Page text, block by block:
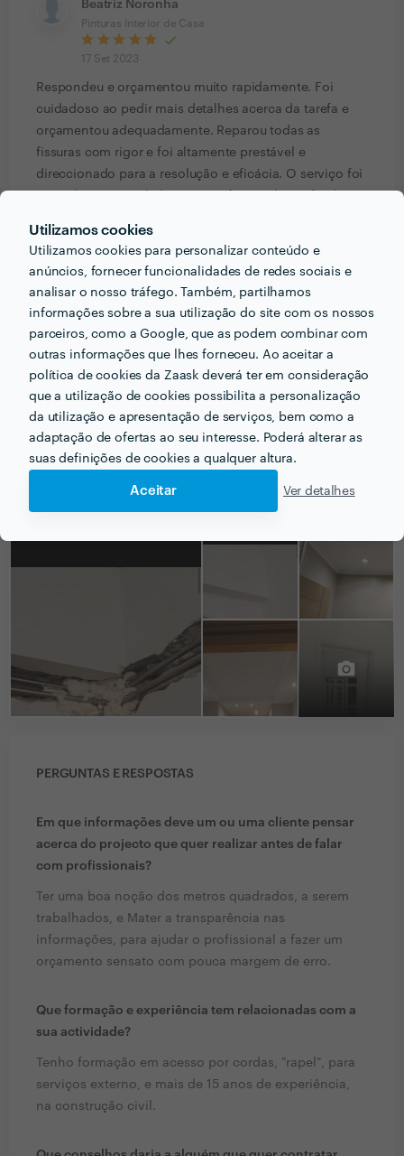
Utilizamos cookies
Utilizamos cookies para personalizar conteúdo e
anúncios, fornecer funcionalidades de redes sociais e
analisar o nosso tráfego. Também, partilhamos
informações sobre a sua utilização do site com os nossos
parceiros, como a Google, que as podem combinar com
outras informações que lhes forneceu. Ao aceitar a
política de cookies da Zaask deverá ter em consideração
que a utilização de cookies possibilita a personalização
da utilização e apresentação de serviços, bem como a
adaptação de ofertas ao seu interesse. Poderá alterar as
suas definições de cookies a qualquer altura.
Aceitar Ver detalhes
Beatriz Noronha
Pinturas Interior de Casa
17 Set 2023
Respondeu e orçamentou muito rapidamente. Foi
cuidadoso ao pedir mais detalhes acerca da tarefa e
orçamentou adequadamente. Reparou todas as
fissuras com rigor e foi altamente prestável e
direccionado para a resolução e eficácia. O serviço foi
iremos contratar novamente. Obrigada!
Resposta de Diniz work tec Serviços
26 Set 2023
Boa noite! Prezada Sra. Beatriz Noronha, por
ser novo na plataforma, só agora é
conseguir encontrar esta ...
Ver mais
PERGUNTAS E RESPOSTAS
Em que informações deve um ou uma cliente pensar
acerca do projecto que quer realizar antes de falar
com profissionais?
Ter uma boa noção dos metros quadrados, a serem
trabalhados, e Mater a transparência nas
informações, para ajudar o profissional a fazer um
orçamento sensato com pouca margem de erro.
Que formação e experiência tem relacionadas com a
sua actividade?
Tenho formação em acesso por cordas, "rapel", para
serviços externo, e mais de 15 anos de experiência,
na construção civil.